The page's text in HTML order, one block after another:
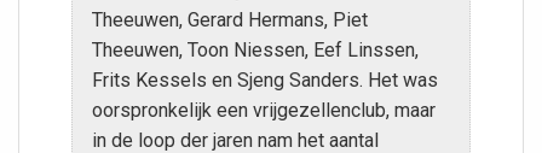
Theeuwen, Gerard Hermans, Piet
Theeuwen, Toon Niessen, Eef Linssen,
Frits Kessels en Sjeng Sanders. Het was
oorspronkelijk een vrijgezellenclub, maar
in de loop der jaren nam het aantal